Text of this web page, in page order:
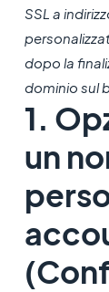
SSL a
dopo la
dominio sul
1.
un